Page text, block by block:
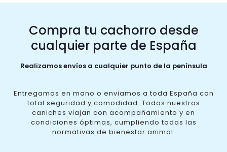
Compra tu cachorro desde
cualquier parte de España
Realizamos envíos a cualquier punto de la península
Entregamos en mano o enviamos a toda España con
total seguridad y comodidad. Todos nuestros
caniches viajan con acompañamiento y en
condiciones óptimas, cumpliendo todas las
normativas de bienestar animal.